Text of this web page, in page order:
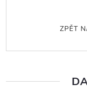
ZPĚT